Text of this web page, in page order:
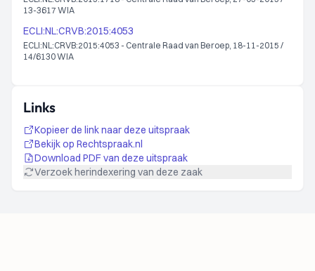
13-3617 WIA
ECLI:NL:CRVB:2015:4053
ECLI:NL:CRVB:2015:4053 - Centrale Raad van Beroep, 18-11-2015 /
14/6130 WIA
Links
Kopieer de link naar deze uitspraak
Bekijk op Rechtspraak.nl
Download PDF van deze uitspraak
Verzoek herindexering van deze zaak